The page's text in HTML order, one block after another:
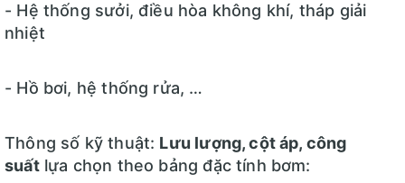
- Hệ thống sưởi, điều hòa không khí, tháp giải
nhiệt
- Hồ bơi, hệ thống rửa, …
Thông số kỹ thuật: Lưu lượng, cột áp, công
suấtlựa chọn theo bảng đặc tính bơm: